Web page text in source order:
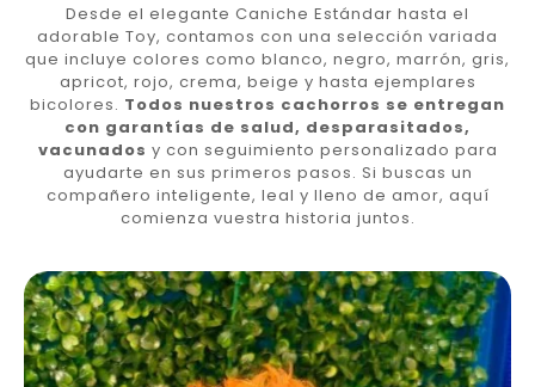
Desde el elegante Caniche Estándar hasta el
adorable Toy, contamos con una selección variada
que incluye colores como blanco, negro, marrón, gris,
apricot, rojo, crema, beige y hasta ejemplares
bicolores. Todos nuestros cachorros se entregan
con garantías de salud, desparasitados,
vacunados y con seguimiento personalizado para
ayudarte en sus primeros pasos. Si buscas un
compañero inteligente, leal y lleno de amor, aquí
comienza vuestra historia juntos.